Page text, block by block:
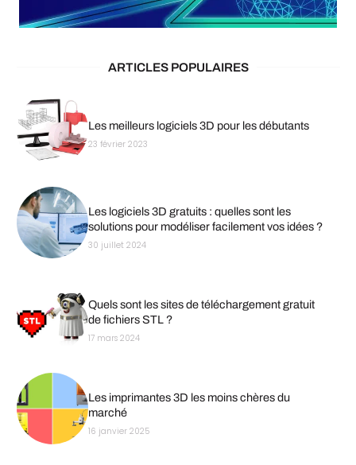
ARTICLES POPULAIRES
Les meilleurs logiciels 3D pour les débutants
23 février 2023
Les logiciels 3D gratuits : quelles sont les
solutions pour modéliser facilement vos idées ?
30 juillet 2024
Quels sont les sites de téléchargement gratuit
de fichiers STL ?
17 mars 2024
Les imprimantes 3D les moins chères du
marché
16 janvier 2025